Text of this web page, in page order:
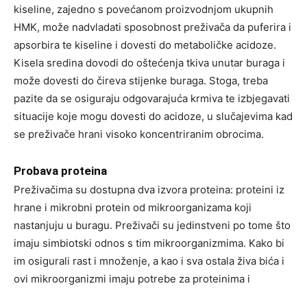
kiseline, zajedno s povećanom proizvodnjom ukupnih
HMK, može nadvladati sposobnost preživača da puferira i
apsorbira te kiseline i dovesti do metaboličke acidoze.
Kisela sredina dovodi do oštećenja tkiva unutar buraga i
može dovesti do čireva stijenke buraga. Stoga, treba
pazite da se osiguraju odgovarajuća krmiva te izbjegavati
situacije koje mogu dovesti do acidoze, u slučajevima kad
se preživače hrani visoko koncentriranim obrocima.
Probava proteina
Preživačima su dostupna dva izvora proteina: proteini iz
hrane i mikrobni protein od mikroorganizama koji
nastanjuju u buragu. Preživači su jedinstveni po tome što
imaju simbiotski odnos s tim mikroorganizmima. Kako bi
im osigurali rast i množenje, a kao i sva ostala živa bića i
ovi mikroorganizmi imaju potrebe za proteinima i